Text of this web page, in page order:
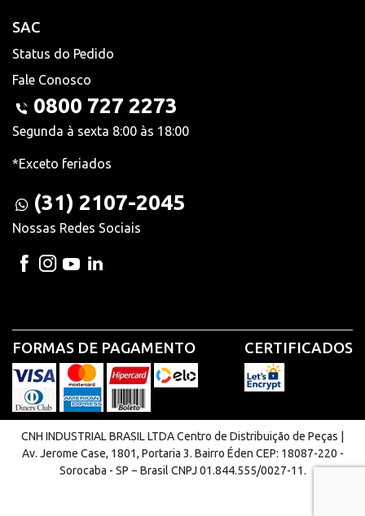
SAC
Status do Pedido
Fale Conosco
0800 727 2273
Segunda à sexta 8:00 às 18:00
*Exceto feriados
(31) 2107-2045
Nossas Redes Sociais
FORMAS DE PAGAMENTO CERTIFICADOS
CNH INDUSTRIAL BRASIL LTDA Centro de Distribuição de Peças |
Av. Jerome Case, 1801, Portaria 3. Bairro Éden CEP: 18087-220 -
Sorocaba - SP − Brasil CNPJ 01.844.555/0027-11.